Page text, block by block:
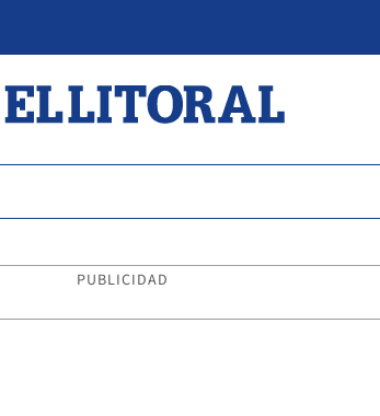
PUBLICIDAD